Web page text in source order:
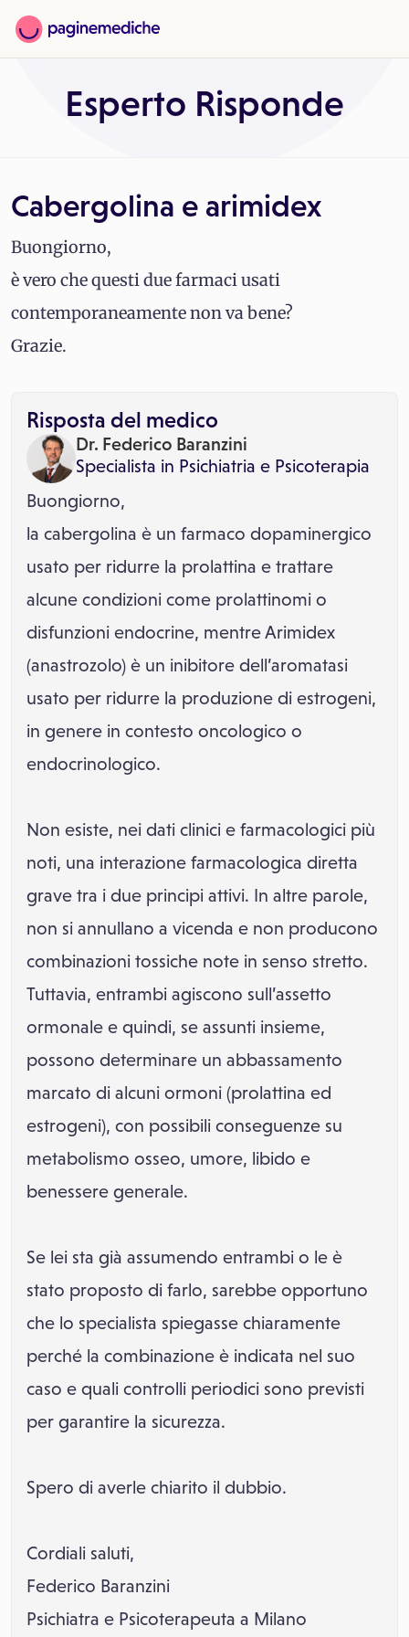
Esperto Risponde
Cabergolina e arimidex
Buongiorno,
è vero che questi due farmaci usati
contemporaneamente non va bene?
Grazie.
Risposta del medico
Dr. Federico Baranzini
Specialista in Psichiatria e Psicoterapia
Buongiorno,
la cabergolina è un farmaco dopaminergico
usato per ridurre la prolattina e trattare
alcune condizioni come prolattinomi o
disfunzioni endocrine, mentre Arimidex
(anastrozolo) è un inibitore dell’aromatasi
usato per ridurre la produzione di estrogeni,
in genere in contesto oncologico o
endocrinologico.
Non esiste, nei dati clinici e farmacologici più
noti, una interazione farmacologica diretta
grave tra i due principi attivi. In altre parole,
non si annullano a vicenda e non producono
combinazioni tossiche note in senso stretto.
Tuttavia, entrambi agiscono sull’assetto
ormonale e quindi, se assunti insieme,
possono determinare un abbassamento
marcato di alcuni ormoni (prolattina ed
estrogeni), con possibili conseguenze su
metabolismo osseo, umore, libido e
benessere generale.
Se lei sta già assumendo entrambi o le è
stato proposto di farlo, sarebbe opportuno
che lo specialista spiegasse chiaramente
perché la combinazione è indicata nel suo
caso e quali controlli periodici sono previsti
per garantire la sicurezza.
Spero di averle chiarito il dubbio.
Cordiali saluti,
Federico Baranzini
Psichiatra e Psicoterapeuta a Milano